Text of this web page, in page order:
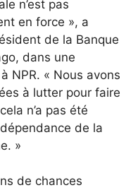
n’est pas
en force », a
de la Banque
dans une
NPR. « Nous avons
à lutter pour faire
n’a pas été
de la
»
de chances